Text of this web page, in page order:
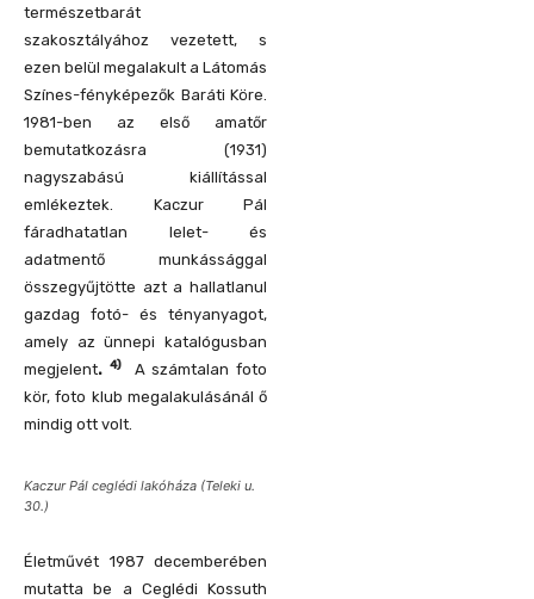
természetbarát
szakosztályához vezetett, s
ezen belül megalakult a Látomás
Színes-fényképezők Baráti Köre.
1981-ben az első amatőr
bemutatkozásra (1931)
nagyszabású kiállítással
emlékeztek. Kaczur Pál
fáradhatatlan lelet- és
adatmentő munkássággal
összegyűjtötte azt a hallatlanul
gazdag fotó- és tényanyagot,
amely az ünnepi katalógusban
megjelent. 4)A számtalan foto
kör, foto klub megalakulásánál ő
mindig ott volt.
Kaczur Pál ceglédi lakóháza (Teleki u.
30.)
Életművét 1987 decemberében
mutatta be a Ceglédi Kossuth